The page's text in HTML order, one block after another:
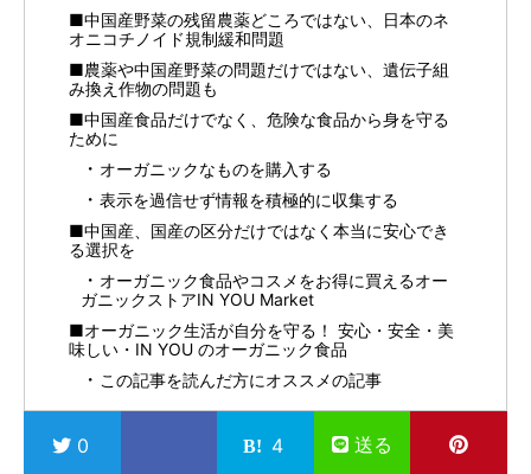
■中国産野菜の残留農薬どころではない、日本のネ
オニコチノイド規制緩和問題
■農薬や中国産野菜の問題だけではない、遺伝子組
み換え作物の問題も
■中国産食品だけでなく、危険な食品から身を守る
ために
オーガニックなものを購入する
表示を過信せず情報を積極的に収集する
■中国産、国産の区分だけではなく本当に安心でき
る選択を
オーガニック食品やコスメをお得に買えるオー
ガニックストアIN YOU Market
■オーガニック生活が自分を守る！ 安心・安全・美
味しい・IN YOU のオーガニック食品
この記事を読んだ方にオススメの記事
0 4 送る